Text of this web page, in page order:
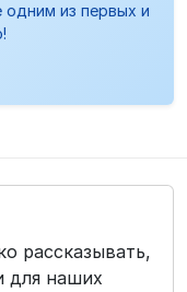
одним из первых и
рассказывать,
для наших